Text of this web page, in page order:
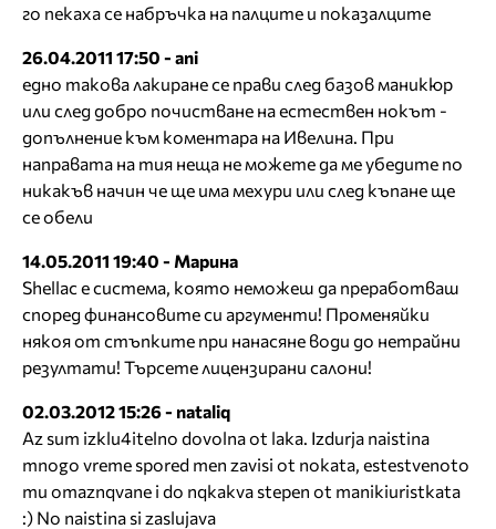
го пекаха се набръчка на палците и показалците
26.04.2011 17:50 - ani
едно такова лакиране се прави след базов маникюр
или след добро почистване на естествен нокът -
допълнение към коментара на Ивелина. При
направата на тия неща не можете да ме убедите по
никакъв начин че ще има мехури или след къпане ще
се обели
14.05.2011 19:40 - Марина
Shellac е система, която неможеш да преработваш
според финансовите си аргументи! Променяйки
някоя от стъпките при нанасяне води до нетрайни
резултати! Търсете лицензирани салони!
02.03.2012 15:26 - nataliq
Az sum izklu4itelno dovolna ot laka. Izdurja naistina
mnogo vreme spored men zavisi ot nokata, estestvenoto
mu omaznqvane i do nqkakva stepen ot manikiuristkata
:) No naistina si zaslujava